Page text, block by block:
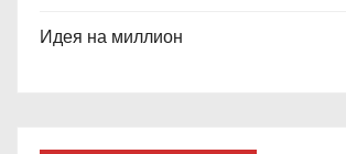
Идея на миллион